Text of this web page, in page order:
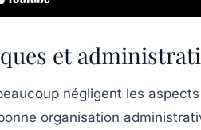
et
négligent les
organisation